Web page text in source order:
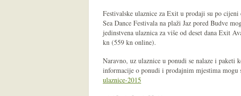
Festivalske ulaznice za Exit u prodaji su po
Sea Dance Festivala na plaži Jaz pored Budve
jedinstvena ulaznica za više od deset dana Exit
kn (559 kn online).
Naravno, uz ulaznice u ponudi se nalaze i
informacije o ponudi i prodajnim mjestima mogu
ulaznice-2015